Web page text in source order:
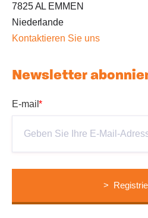
7825 AL EMMEN
Niederlande
Kontaktieren Sie uns
Newsletter
E-mail*